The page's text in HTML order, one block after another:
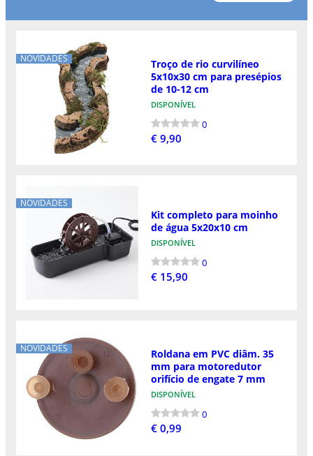
NOVIDADES
Troço de rio curvilíneo
5x10x30 cm para presépios
de 10-12 cm
DISPONÍVEL
0
€ 9,90
NOVIDADES
Kit completo para moinho
de água 5x20x10 cm
DISPONÍVEL
0
€ 15,90
NOVIDADES
Roldana em PVC diâm. 35
mm para motoredutor
orifício de engate 7 mm
DISPONÍVEL
0
€ 0,99